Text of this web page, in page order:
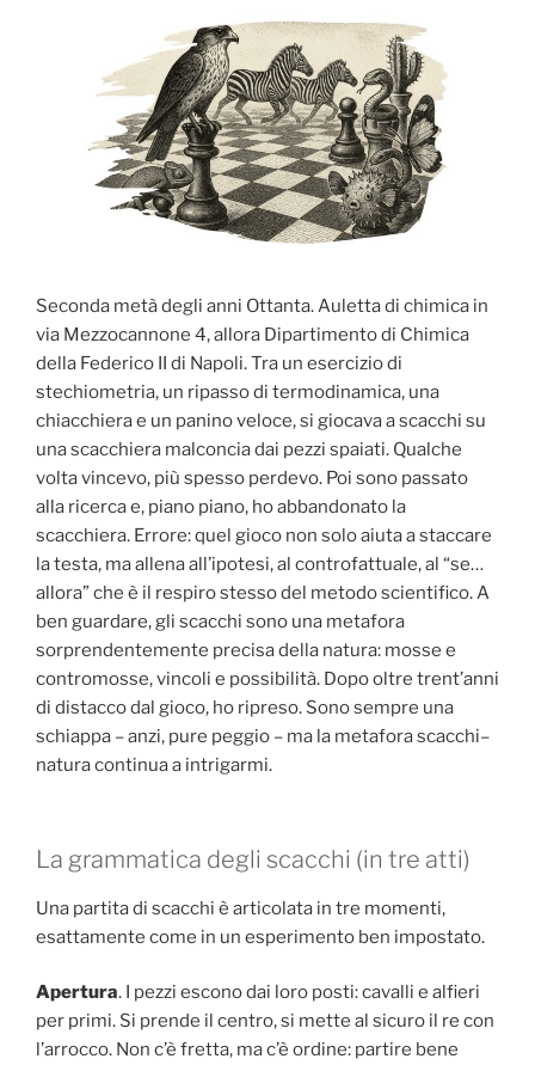
Seconda metà degli anni Ottanta. Auletta di chimica in
via Mezzocannone 4, allora Dipartimento di Chimica
della Federico II di Napoli. Tra un esercizio di
stechiometria, un ripasso di termodinamica, una
chiacchiera e un panino veloce, si giocava a scacchi su
una scacchiera malconcia dai pezzi spaiati. Qualche
volta vincevo, più spesso perdevo. Poi sono passato
alla ricerca e, piano piano, ho abbandonato la
scacchiera. Errore: quel gioco non solo aiuta a staccare
la testa, ma allena all’ipotesi, al controfattuale, al “se…
allora” che è il respiro stesso del metodo scientifico. A
ben guardare, gli scacchi sono una metafora
sorprendentemente precisa della natura: mosse e
contromosse, vincoli e possibilità. Dopo oltre trent’anni
di distacco dal gioco, ho ripreso. Sono sempre una
schiappa – anzi, pure peggio – ma la metafora scacchi–
natura continua a intrigarmi.
La grammatica degli scacchi (in tre atti)
Una partita di scacchi è articolata in tre momenti,
esattamente come in un esperimento ben impostato.
Apertura. I pezzi escono dai loro posti: cavalli e alfieri
per primi. Si prende il centro, si mette al sicuro il re con
l’arrocco. Non c’è fretta, ma c’è ordine: partire bene